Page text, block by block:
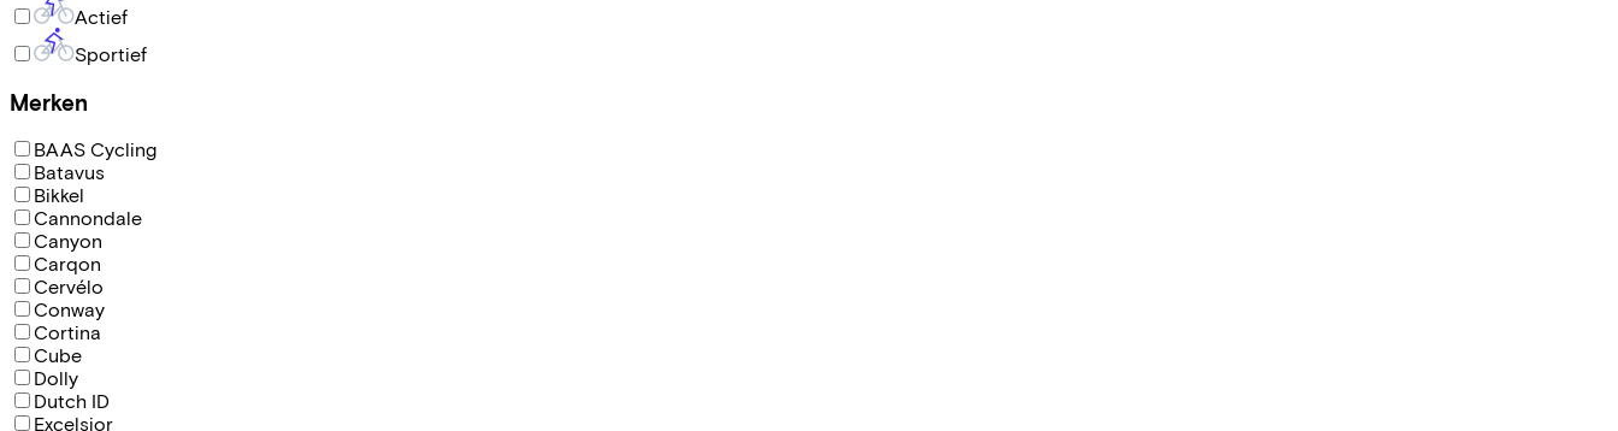
Actief
Sportief
Merken
BAAS Cycling
Batavus
Bikkel
Cannondale
Canyon
Carqon
Cervélo
Conway
Cortina
Cube
Dolly
Dutch ID
Excelsior